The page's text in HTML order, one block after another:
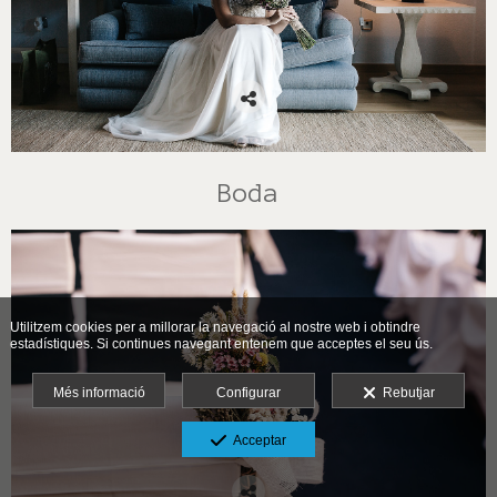
Boda
Utilitzem cookies per a millorar la navegació al nostre web i obtindre
estadístiques. Si continues navegant entenem que acceptes el seu ús.
Més informació Configurar Rebutjar
Acceptar